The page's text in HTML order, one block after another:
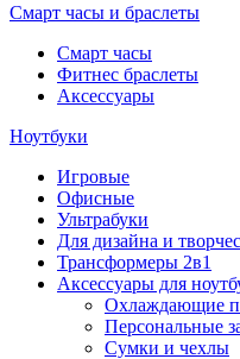
Смарт часы и браслеты
Смарт часы
Фитнес браслеты
Аксессуары
Ноутбуки
Игровые
Офисные
Ультрабуки
Для дизайна и
Трансформеры 2в1
Аксессуары для
Охлаждающие
Персональные
Сумки и чехлы